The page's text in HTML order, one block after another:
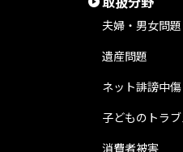
夫婦・男女問題
遺産問題
ネット誹謗中傷
子どものトラ
消費者被害